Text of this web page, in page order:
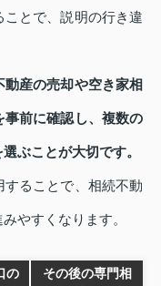
とで、説明の行き違
産の売却や空き家相
前に確認し、複数の
ぶことが大切です。
ることで、相続不動
やすくなります。
の
その後の専門相